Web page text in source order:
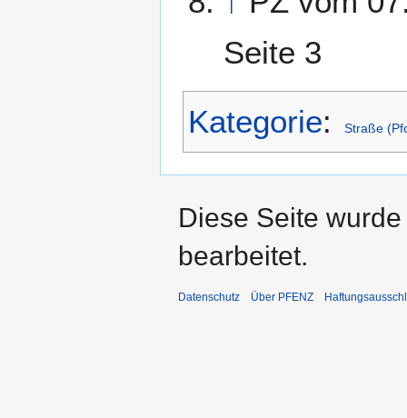
Seite 3
Kategorie: Straße
Diese Seite
bearbeitet.
Datenschutz Über PFENZ